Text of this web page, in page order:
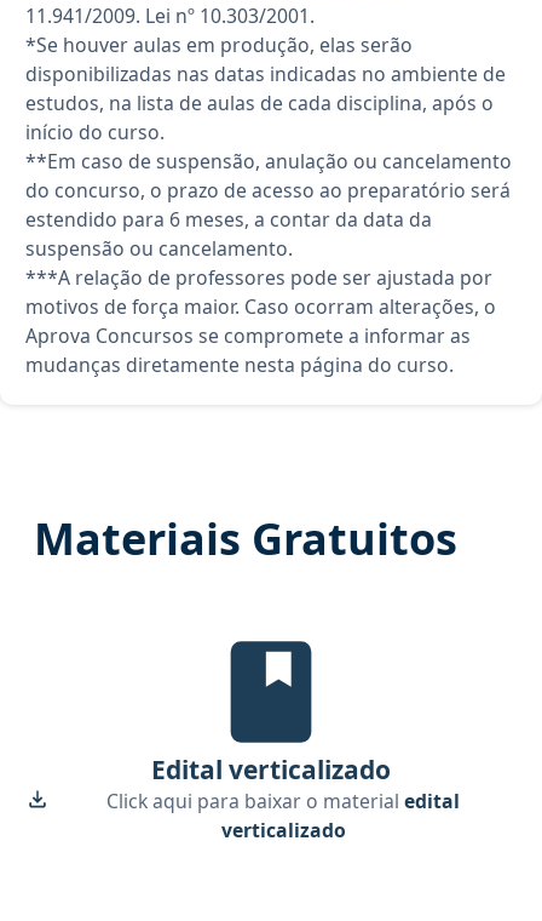
11.941/2009. Lei nº 10.303/2001.
*Se houver aulas em produção, elas serão
disponibilizadas nas datas indicadas no ambiente de
estudos, na lista de aulas de cada disciplina, após o
início do curso.
**Em caso de suspensão, anulação ou cancelamento
do concurso, o prazo de acesso ao preparatório será
estendido para 6 meses, a contar da data da
suspensão ou cancelamento.
***A relação de professores pode ser ajustada por
motivos de força maior. Caso ocorram alterações, o
Aprova Concursos se compromete a informar as
mudanças diretamente nesta página do curso.
Materiais Gratuitos
Edital Verticalizado, material
Edital verticalizado
Click aqui para baixar o materialedital
verticalizado